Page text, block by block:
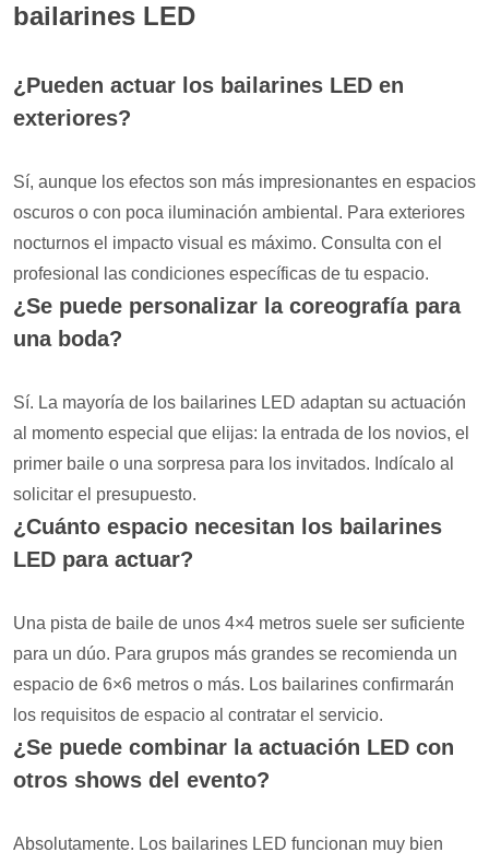
bailarines LED
¿Pueden actuar los bailarines LED en
exteriores?
Sí, aunque los efectos son más impresionantes en espacios
oscuros o con poca iluminación ambiental. Para exteriores
nocturnos el impacto visual es máximo. Consulta con el
profesional las condiciones específicas de tu espacio.
¿Se puede personalizar la coreografía para
una boda?
Sí. La mayoría de los bailarines LED adaptan su actuación
al momento especial que elijas: la entrada de los novios, el
primer baile o una sorpresa para los invitados. Indícalo al
solicitar el presupuesto.
¿Cuánto espacio necesitan los bailarines
LED para actuar?
Una pista de baile de unos 4×4 metros suele ser suficiente
para un dúo. Para grupos más grandes se recomienda un
espacio de 6×6 metros o más. Los bailarines confirmarán
los requisitos de espacio al contratar el servicio.
¿Se puede combinar la actuación LED con
otros shows del evento?
Absolutamente. Los bailarines LED funcionan muy bien